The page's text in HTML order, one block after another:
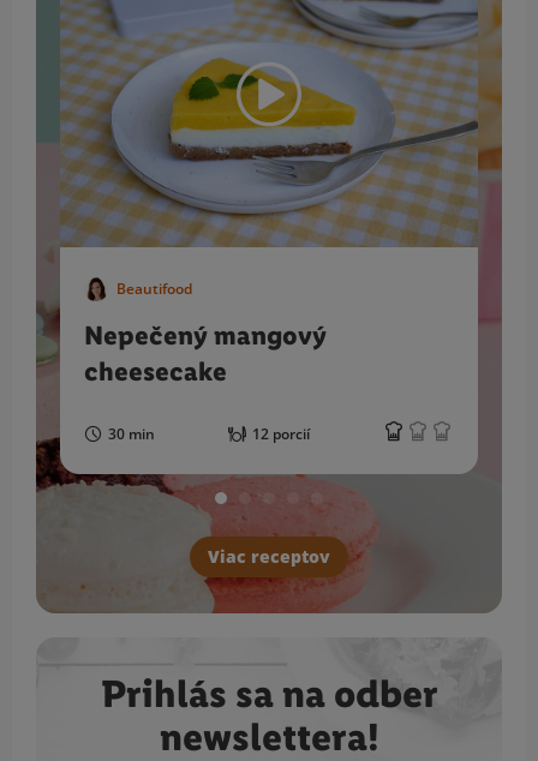
Beautifood
Nepečený mangový
cheesecake
30 min 12 porcií
Viac receptov
Prihlás sa na odber
newslettera!